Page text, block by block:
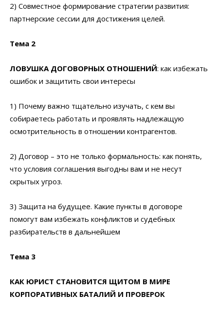
2) Совместное формирование стратегии развития:
партнерские сессии для достижения целей.
Тема 2
ЛОВУШКА ДОГОВОРНЫХ ОТНОШЕНИЙ: как избежать
ошибок и защитить свои интересы
1) Почему важно тщательно изучать, с кем вы
собираетесь работать и проявлять надлежащую
осмотрительность в отношении контрагентов.
2) Договор – это не только формальность: как понять,
что условия соглашения выгодны вам и не несут
скрытых угроз.
3) Защита на будущее. Какие пункты в договоре
помогут вам избежать конфликтов и судебных
разбирательств в дальнейшем
Тема 3
КАК ЮРИСТ СТАНОВИТСЯ ЩИТОМ В МИРЕ
КОРПОРАТИВНЫХ БАТАЛИЙ И ПРОВЕРОК